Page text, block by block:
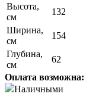
Высота,
см
132
Ширина,
см
154
Глубина,
см
62
Оплата возможна:
Наличными